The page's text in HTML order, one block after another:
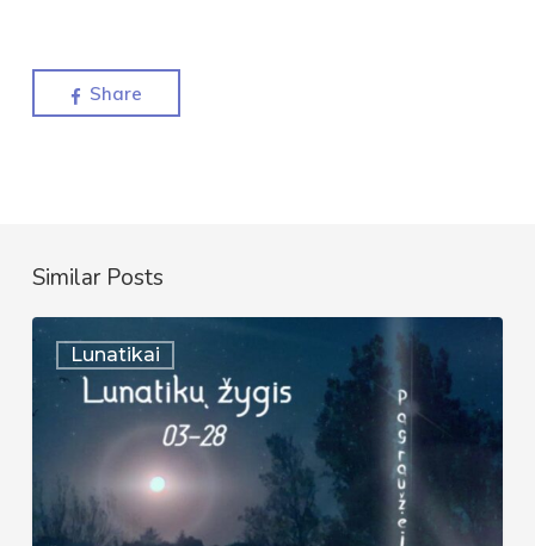
Share
Similar Posts
Lunatikai
Lunatykų
žygis
|
28